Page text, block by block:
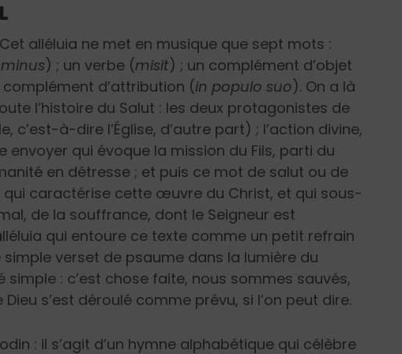
alléluia ne met en musique que sept mots :
) ; un verbe (misit) ; un complément d’objet
d’attribution (in populo suo). On a là
l’histoire du Salut : les deux protagonistes de
c’est-à-dire l’Église, d’autre part) ; l’action divine,
qui évoque la mission du Fils, parti du
en détresse ; et puis ce mot de salut ou de
caractérise cette œuvre du Christ, et qui sous-
de la souffrance, dont le Seigneur est
qui entoure ce texte comme un petit refrain
verset de psaume dans la lumière du
: c’est chose faite, nous sommes sauvés,
s’est déroulé comme prévu, si l’on peut dire.
: il s’agit d’un hymne alphabétique qui célèbre